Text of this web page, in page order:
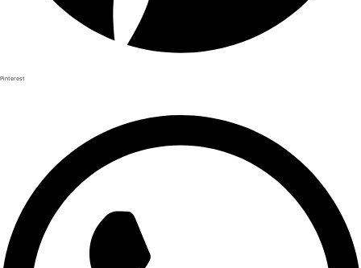
Pinterest